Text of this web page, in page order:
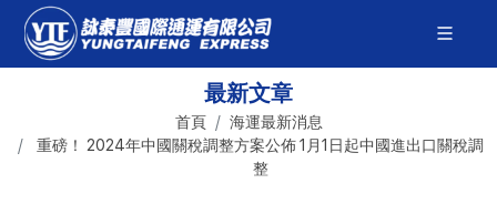
最新文章
首頁
海運最新消息
重磅！ 2024年中國關稅調整方案公佈 1月1日起中國進出口關稅調
整